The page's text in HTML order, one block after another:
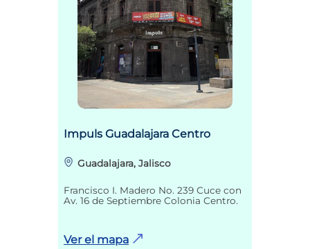
Impuls Guadalajara Centro
Guadalajara, Jalisco
Francisco I. Madero No. 239 Cuce con
Av. 16 de Septiembre Colonia Centro.
Ver el mapa